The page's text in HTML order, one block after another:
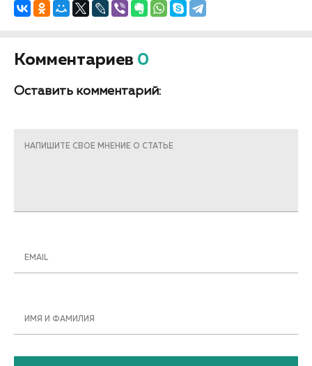
Комментариев 0
Оставить комментарий:
НАПИШИТЕ СВОЕ МНЕНИЕ О СТАТЬЕ
EMAIL
ИМЯ И ФАМИЛИЯ